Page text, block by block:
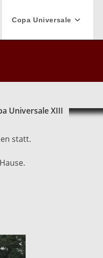
Copa Universale
Universale XIII
statt.